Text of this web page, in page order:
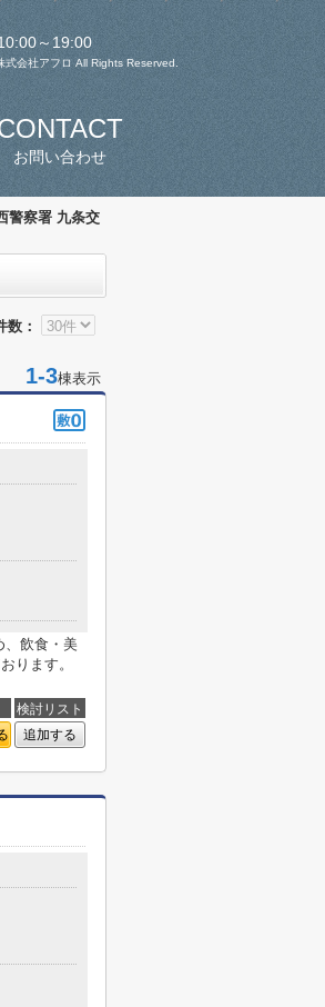
～19:00
式会社アフロ All Rights Reserved.
お問い合わせ
警察署 九条交
数：
1-3棟表示
、飲食・美
ります。
検討リスト
追加する